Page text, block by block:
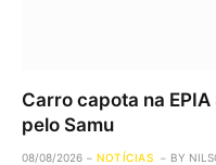
Carro capota na
pelo Samu
08/08/2026 NOTÍCIAS BY